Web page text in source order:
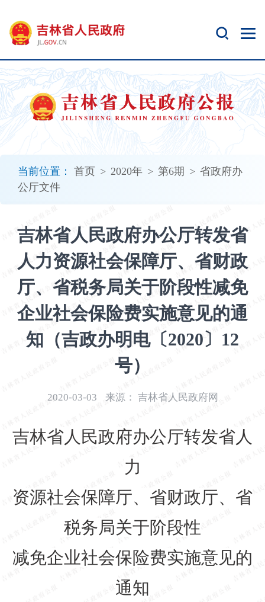
当前位置： 首页 > 2020年 > 第6期 > 省政府办
公厅文件
吉林省人民政府办公厅转发省
人力资源社会保障厅、省财政
厅、省税务局关于阶段性减免
企业社会保险费实施意见的通
知（吉政办明电〔2020〕12
号）
2020-03-03 来源： 吉林省人民政府网
吉林省人民政府办公厅转发省人
力
资源社会保障厅、省财政厅、省
税务局关于阶段性
减免企业社会保险费实施意见的
通知
开
无
障
碍
说
明
加